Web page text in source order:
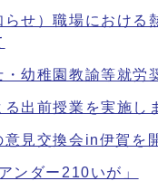
らせ）職場における
幼稚園教諭等就労
出前授業を実施し
意見交換会in伊賀を
ンダー210いが」